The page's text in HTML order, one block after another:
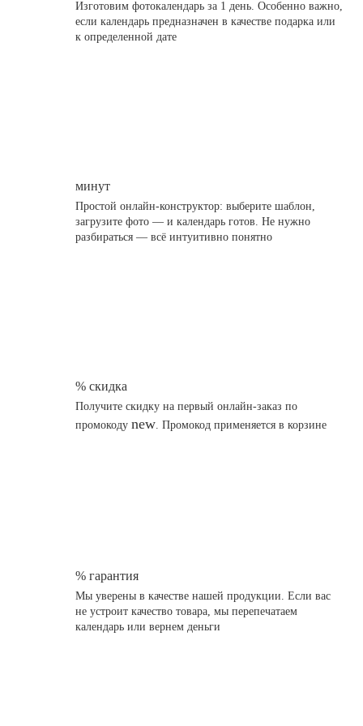
Изготовим фотокалендарь за 1 день. Особенно важно,
если календарь предназначен в качестве подарка или
к определенной дате
минут
Простой онлайн-конструктор: выберите шаблон,
загрузите фото — и календарь готов. Не нужно
разбираться — всё интуитивно понятно
% скидка
Получите скидку на первый онлайн-заказ по
промокодуnew. Промокод применяется в корзине
% гарантия
Мы уверены в качестве нашей продукции. Если вас
не устроит качество товара, мы перепечатаем
календарь или вернем деньги